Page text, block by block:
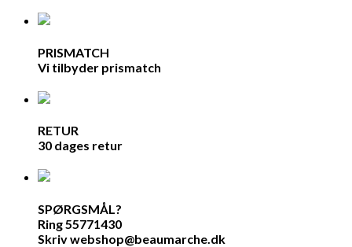
PRISMATCH
Vi tilbyder prismatch
RETUR
30 dages retur
SPØRGSMÅL?
Ring 55771430
Skriv webshop@beaumarche.dk